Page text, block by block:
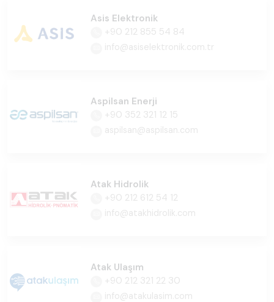
Asis Elektronik
+90 212 855 54 84
info@asiselektronik.com.tr
Aspilsan Enerji
+90 352 321 12 15
aspilsan@aspilsan.com
Atak Hidrolik
+90 212 612 54 12
info@atakhidrolik.com
Atak Ulaşım
+90 212 321 22 30
info@atakulasim.com